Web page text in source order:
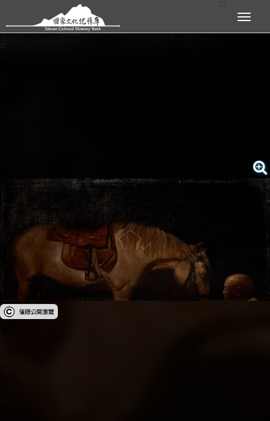
跳到主要內容區塊 展開選單
:::
受著作權法保護-僅限於本平台有限度公開瀏覽